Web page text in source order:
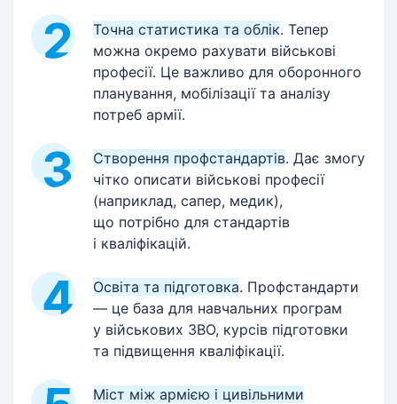
Точна статистика та облік. Тепер
можна окремо рахувати військові
професії. Це важливо для оборонного
планування, мобілізації та аналізу
потреб армії.
Створення профстандартів. Дає змогу
чітко описати військові професії
(наприклад, сапер, медик),
що потрібно для стандартів
і кваліфікацій.
Освіта та підготовка. Профстандарти
— це база для навчальних програм
у військових ЗВО, курсів підготовки
та підвищення кваліфікації.
Міст між армією і цивільними